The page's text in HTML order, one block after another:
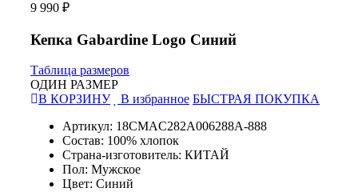
9 990 ₽
Кепка Gabardine Logo Синий
Таблица размеров
ОДИН РАЗМЕР
В КОРЗИНУ
В избранное БЫСТРАЯ ПОКУПКА
Артикул: 18CMAC282A006288A-888
Состав: 100% хлопок
Страна-изготовитель: КИТАЙ
Пол: Мужское
Цвет: Синий